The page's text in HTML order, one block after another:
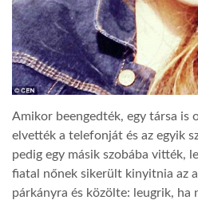
Amikor beengedték, egy társa
elvették a telefonját és az egyik
pedig egy másik szobába vitték,
fiatal nőnek sikerült kinyitnia az
párkányra és közölte: leugrik, ha